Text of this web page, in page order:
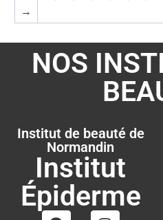
→
NOS
Institut de beauté de
Normandin
Institut
Épiderme